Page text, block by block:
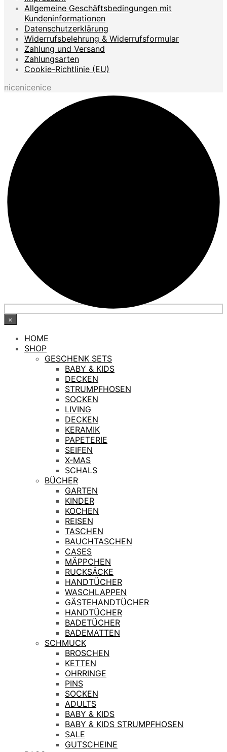
Allgemeine Geschäftsbedingungen mit
Kundeninformationen
Datenschutzerklärung
Widerrufsbelehrung & Widerrufsformular
Zahlung und Versand
Zahlungsarten
Cookie-Richtlinie (EU)
nicenicenice
×
HOME
SHOP
GESCHENK SETS
BABY & KIDS
DECKEN
STRUMPFHOSEN
SOCKEN
LIVING
DECKEN
KERAMIK
PAPETERIE
SEIFEN
X-MAS
SCHALS
BÜCHER
GARTEN
KINDER
KOCHEN
REISEN
TASCHEN
BAUCHTASCHEN
CASES
MÄPPCHEN
RUCKSÄCKE
HANDTÜCHER
WASCHLAPPEN
GÄSTEHANDTÜCHER
HANDTÜCHER
BADETÜCHER
BADEMATTEN
SCHMUCK
BROSCHEN
KETTEN
OHRRINGE
PINS
SOCKEN
ADULTS
BABY & KIDS
BABY & KIDS STRUMPFHOSEN
SALE
GUTSCHEINE